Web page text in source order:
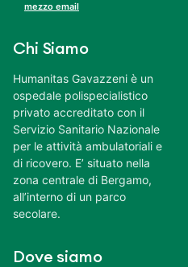
mezzo email
Chi Siamo
Humanitas Gavazzeni è un
ospedale polispecialistico
privato accreditato con il
Servizio Sanitario Nazionale
per le attività ambulatoriali e
di ricovero. E’ situato nella
zona centrale di Bergamo,
all’interno di un parco
secolare.
Dove siamo